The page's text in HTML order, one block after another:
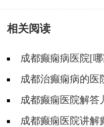
意什么?
相关阅读
成都癫痫病医院[
伤害吗?
成都治癫痫病的医
子有什么危害?
成都癫痫医院解答
智力吗?
成都癫痫医院讲解